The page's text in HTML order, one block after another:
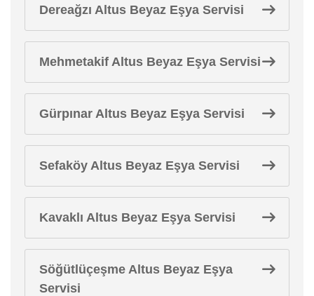
Dereağzı Altus Beyaz Eşya Servisi
Mehmetakif Altus Beyaz Eşya Servisi
Gürpınar Altus Beyaz Eşya Servisi
Sefaköy Altus Beyaz Eşya Servisi
Kavaklı Altus Beyaz Eşya Servisi
Söğütlüçeşme Altus Beyaz Eşya
Servisi